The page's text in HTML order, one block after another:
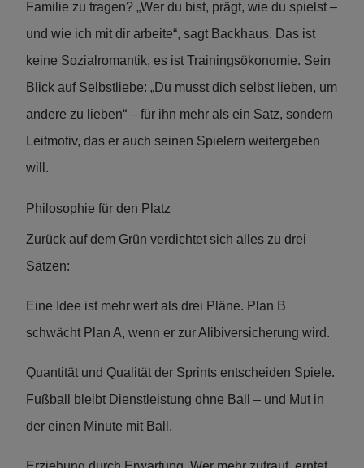
Familie zu tragen? „Wer du bist, prägt, wie du spielst –
und wie ich mit dir arbeite“, sagt Backhaus. Das ist
keine Sozialromantik, es ist Trainingsökonomie. Sein
Blick auf Selbstliebe: „Du musst dich selbst lieben, um
andere zu lieben“ – für ihn mehr als ein Satz, sondern
Leitmotiv, das er auch seinen Spielern weitergeben
will.
Philosophie für den Platz
Zurück auf dem Grün verdichtet sich alles zu drei
Sätzen:
Eine Idee ist mehr wert als drei Pläne. Plan B
schwächt Plan A, wenn er zur Alibiversicherung wird.
Quantität und Qualität der Sprints entscheiden Spiele.
Fußball bleibt Dienstleistung ohne Ball – und Mut in
der einen Minute mit Ball.